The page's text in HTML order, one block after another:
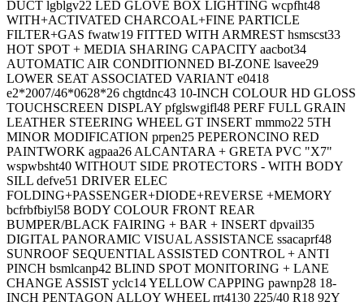
DUCT lgblgv22 LED GLOVE BOX LIGHTING wcpfht48
WITH+ACTIVATED CHARCOAL+FINE PARTICLE
FILTER+GAS fwatw19 FITTED WITH ARMREST hsmscst33
HOT SPOT + MEDIA SHARING CAPACITY aacbot34
AUTOMATIC AIR CONDITIONNED BI-ZONE lsavee29
LOWER SEAT ASSOCIATED VARIANT e0418
e2*2007/46*0628*26 chgtdnc43 10-INCH COLOUR HD GLOSS
TOUCHSCREEN DISPLAY pfglswgifl48 PERF FULL GRAIN
LEATHER STEERING WHEEL GT INSERT mmmo22 5TH
MINOR MODIFICATION prpen25 PEPERONCINO RED
PAINTWORK agpaa26 ALCANTARA + GRETA PVC "X7"
wspwbsht40 WITHOUT SIDE PROTECTORS - WITH BODY
SILL defve51 DRIVER ELEC
FOLDING+PASSENGER+DIODE+REVERSE +MEMORY
bcfrbfbiyl58 BODY COLOUR FRONT REAR
BUMPER/BLACK FAIRING + BAR + INSERT dpvail35
DIGITAL PANORAMIC VISUAL ASSISTANCE ssacaprf48
SUNROOF SEQUENTIAL ASSISTED CONTROL + ANTI
PINCH bsmlcanp42 BLIND SPOT MONITORING + LANE
CHANGE ASSIST yclc14 YELLOW CAPPING pawnp28 18-
INCH PENTAGON ALLOY WHEEL rrt4130 225/40 R18 92Y